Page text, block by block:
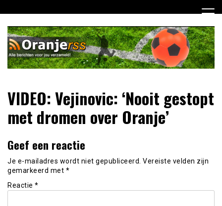
naar
inhoud
Oranje RSS
niets meer van het Nederlands Elftal op weg naar het EK
2012!
VIDEO: Vejinovic: ‘Nooit gestopt
met dromen over Oranje’
Geef een reactie
Je e-mailadres wordt niet gepubliceerd. Vereiste velden zijn
gemarkeerd met *
Reactie *